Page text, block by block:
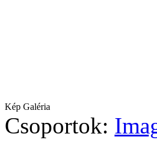
Kép Galéria
Csoportok: